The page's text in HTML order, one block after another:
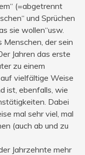
(=abgetrennt
und Sprüchen
sie wollen“usw.
Menschen, der sein
Jahren das erste
zu einem
vielfältige Weise
ist, ebenfalls, wie
Dabei
mal sehr viel, mal
(auch ab und zu
Jahrzehnte mehr